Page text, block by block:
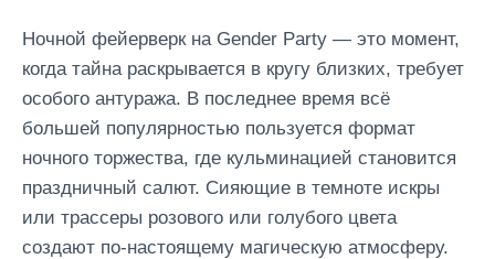
Ночной фейерверк на Gender Party — это момент,
когда тайна раскрывается в кругу близких, требует
особого антуража. В последнее время всё
большей популярностью пользуется формат
ночного торжества, где кульминацией становится
праздничный салют. Сияющие в темноте искры
или трассеры розового или голубого цвета
создают по-настоящему магическую атмосферу.